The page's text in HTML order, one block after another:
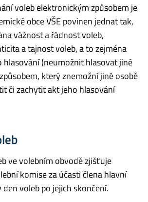
voleb elektronickým způsobem je
obce VŠE povinen jednat tak,
vážnost a řádnost voleb,
a tajnost voleb, a to zejména
(neumožnit hlasovat jiné
který znemožní jiné osobě
či zachytit akt jeho hlasování
ve volebním obvodě zjišťuje
komise za účasti člena hlavní
voleb po jejich skončení.